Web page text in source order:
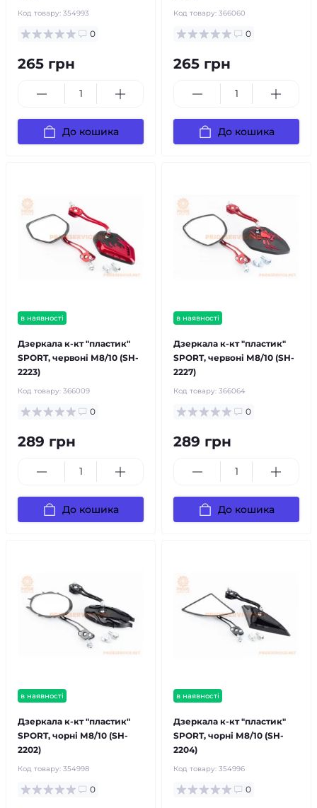
Код товару: 354993
0
265 грн
До кошика
Код товару: 366060
0
265 грн
До кошика
в наявності
Дзеркала к-кт "пластик"
SPORT, червоні М8/10 (SH-
2223)
Код товару: 366009
0
289 грн
До кошика
в наявності
Дзеркала к-кт "пластик"
SPORT, червоні М8/10 (SH-
2227)
Код товару: 366064
0
289 грн
До кошика
в наявності
Дзеркала к-кт "пластик"
SPORT, чорні М8/10 (SH-
2202)
Код товару: 354998
0
в наявності
Дзеркала к-кт "пластик"
SPORT, чорні М8/10 (SH-
2204)
Код товару: 354996
0